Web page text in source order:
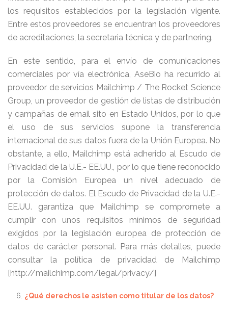
los requisitos establecidos por la legislación vigente.
Entre estos proveedores se encuentran los proveedores
de acreditaciones, la secretaria técnica y de partnering.
En este sentido, para el envío de comunicaciones
comerciales por vía electrónica, AseBio ha recurrido al
proveedor de servicios Mailchimp / The Rocket Science
Group, un proveedor de gestión de listas de distribución
y campañas de email sito en Estado Unidos, por lo que
el uso de sus servicios supone la transferencia
internacional de sus datos fuera de la Unión Europea. No
obstante, a ello, Mailchimp está adherido al Escudo de
Privacidad de la U.E.- EE.UU., por lo que tiene reconocido
por la Comisión Europea un nivel adecuado de
protección de datos. El Escudo de Privacidad de la U.E.-
EE.UU. garantiza que Mailchimp se compromete a
cumplir con unos requisitos mínimos de seguridad
exigidos por la legislación europea de protección de
datos de carácter personal. Para más detalles, puede
consultar la política de privacidad de Mailchimp
[http://mailchimp.com/legal/privacy/]
¿Qué derechos le asisten como titular de los datos?